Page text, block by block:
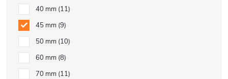
40 mm 11
45 mm 9
50 mm 10
60 mm 8
70 mm 11